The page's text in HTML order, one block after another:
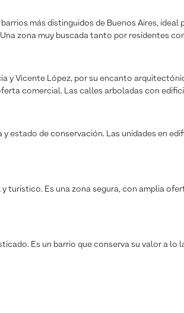
más distinguidos de Buenos Aires,
zona muy buscada tanto por residentes
y Vicente López, por su encanto
comercial. Las calles arboladas con
estado de conservación. Las unidades en
turístico. Es una zona segura, con amplia
Es un barrio que conserva su valor a lo